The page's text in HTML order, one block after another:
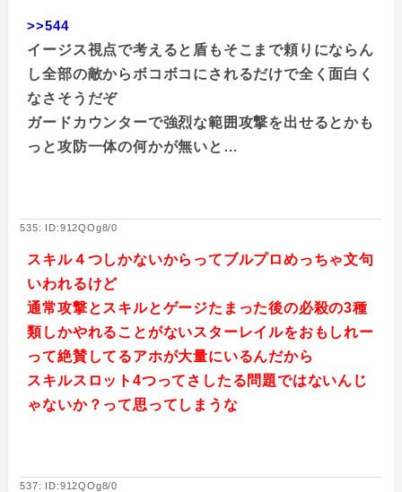
>>544
イージス視点で考えると盾もそこまで頼りにならん
し全部の敵からボコボコにされるだけで全く面白く
なさそうだぞ
ガードカウンターで強烈な範囲攻撃を出せるとかも
っと攻防一体の何かが無いと…
535: ID:912QOg8/0
スキル４つしかないからってブルプロめっちゃ文句
いわれるけど
通常攻撃とスキルとゲージたまった後の必殺の3種
類しかやれることがないスターレイルをおもしれー
って絶賛してるアホが大量にいるんだから
スキルスロット4つってさしたる問題ではないんじ
ゃないか？って思ってしまうな
537: ID:912QOg8/0